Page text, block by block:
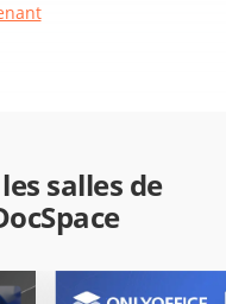
salles de